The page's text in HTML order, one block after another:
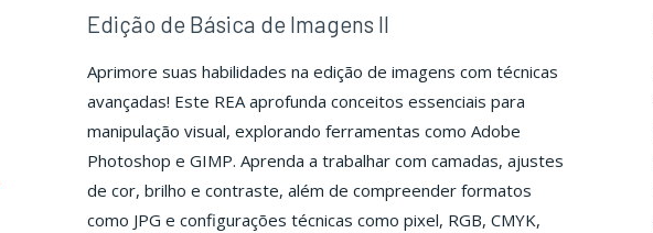
Edição de Básica de Imagens II
Aprimore suas habilidades na edição de imagens com técnicas
avançadas! Este REA aprofunda conceitos essenciais para
manipulação visual, explorando ferramentas como Adobe
Photoshop e GIMP. Aprenda a trabalhar com camadas, ajustes
de cor, brilho e contraste, além de compreender formatos
como JPG e configurações técnicas como pixel, RGB, CMYK,